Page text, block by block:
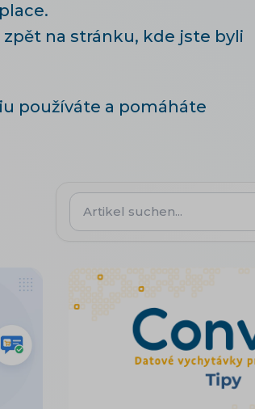
na stránku, kde jste byli
používáte a pomáháte
Artikel
suchen...